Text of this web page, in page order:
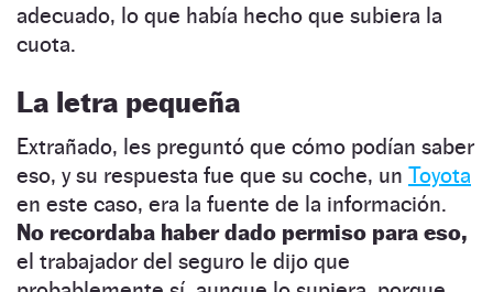
adecuado, lo que había hecho que subiera la
cuota.
La letra pequeña
Extrañado, les preguntó que cómo podían saber
eso, y su respuesta fue que su coche, un Toyota
en este caso, era la fuente de la información.
No recordaba haber dado permiso para eso,
el trabajador del seguro le dijo que